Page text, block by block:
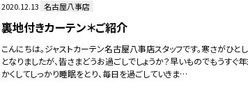
2020.12.13 名古屋八事店
裏地付きカーテン＊ご紹介
こんにちは。ジャストカーテン名古屋八事店スタッフです。寒さがひと
となりましたが、皆さまどうお過ごしでしょうか？早いものでもうすぐ
かくしてしっかり睡眠をとり、毎日を過ごしていきま…